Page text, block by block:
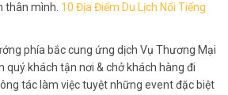
thân mình. 10 Địa Điểm Du Lịch Nổi Tiếng
phía bắc cung ứng dịch Vụ Thương Mại
quý khách tận nơi & chở khách hàng đi
tác làm việc tuyệt những event đặc biệt